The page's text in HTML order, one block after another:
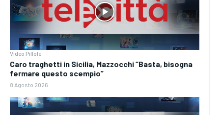
Video Pillole
Caro traghetti in Sicilia, Mazzocchi “Basta, bisogna
fermare questo scempio”
8 Agosto 2026